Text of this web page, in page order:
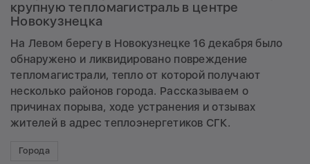
крупную тепломагистраль в центре
Новокузнецка
На Левом берегу в Новокузнецке 16 декабря было
обнаружено и ликвидировано повреждение
тепломагистрали, тепло от которой получают
несколько районов города. Рассказываем о
причинах порыва, ходе устранения и отзывах
жителей в адрес теплоэнергетиков СГК.
Города